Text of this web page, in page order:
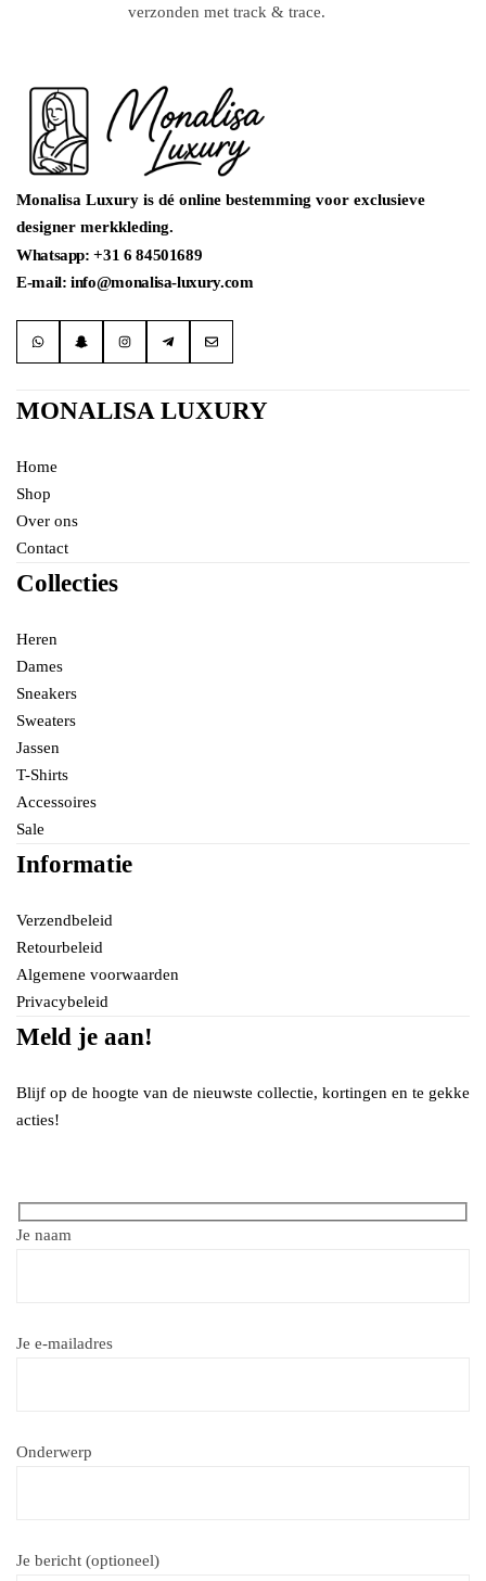
verzonden met track & trace.
Monalisa Luxury is dé online bestemming voor exclusieve
designer merkkleding.
Whatsapp: +31 6 84501689
E-mail: info@monalisa-luxury.com
MONALISA LUXURY
Home
Shop
Over ons
Contact
Collecties
Heren
Dames
Sneakers
Sweaters
Jassen
T-Shirts
Accessoires
Sale
Informatie
Verzendbeleid
Retourbeleid
Algemene voorwaarden
Privacybeleid
Meld je aan!
Blijf op de hoogte van de nieuwste collectie, kortingen en te gekke
acties!
Je naam
Je e-mailadres
Onderwerp
Je bericht (optioneel)